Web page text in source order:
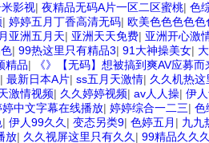
影视| 夜精品无码A片一区二区蜜桃| 色
| 婷婷五月丁香高清无码| 欧美色色色色
亚洲五月天| 亚洲天天免费| 亚洲开心激
| 99热这里只有精品3| 91大神操美女|
精品|
《》【无码】想被搞到爽AV应募
| 最新日本A片| ss五月天激情| 久久机热
激情视频| 久久婷婷视频| av人人操| 伊
中文字幕在线播放| 婷婷综合一二三| 色
| 伊人99久久 | 变态另类9| 色婷五月 | 九九
放| 久久视屏这里只有久久 | 99精品久久